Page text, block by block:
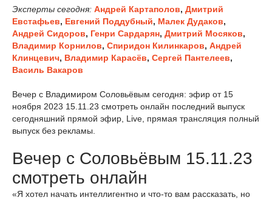
Эксперты сегодня: Андрей Картаполов, Дмитрий
Евстафьев, Евгений Поддубный, Малек Дудаков,
Андрей Сидоров, Генри Сардарян, Дмитрий Мосяков,
Владимир Корнилов, Спиридон Килинкаров, Андрей
Клинцевич, Владимир Карасёв, Сергей Пантелеев,
Василь Вакаров
Вечер с Владимиром Соловьёвым сегодня: эфир от 15
ноября 2023 15.11.23 смотреть онлайн последний выпуск
сегодняшний прямой эфир, Live, прямая трансляция полный
выпуск без рекламы.
Вечер с Соловьёвым 15.11.23
смотреть онлайн
«Я хотел начать интеллигентно и что-то вам рассказать, но